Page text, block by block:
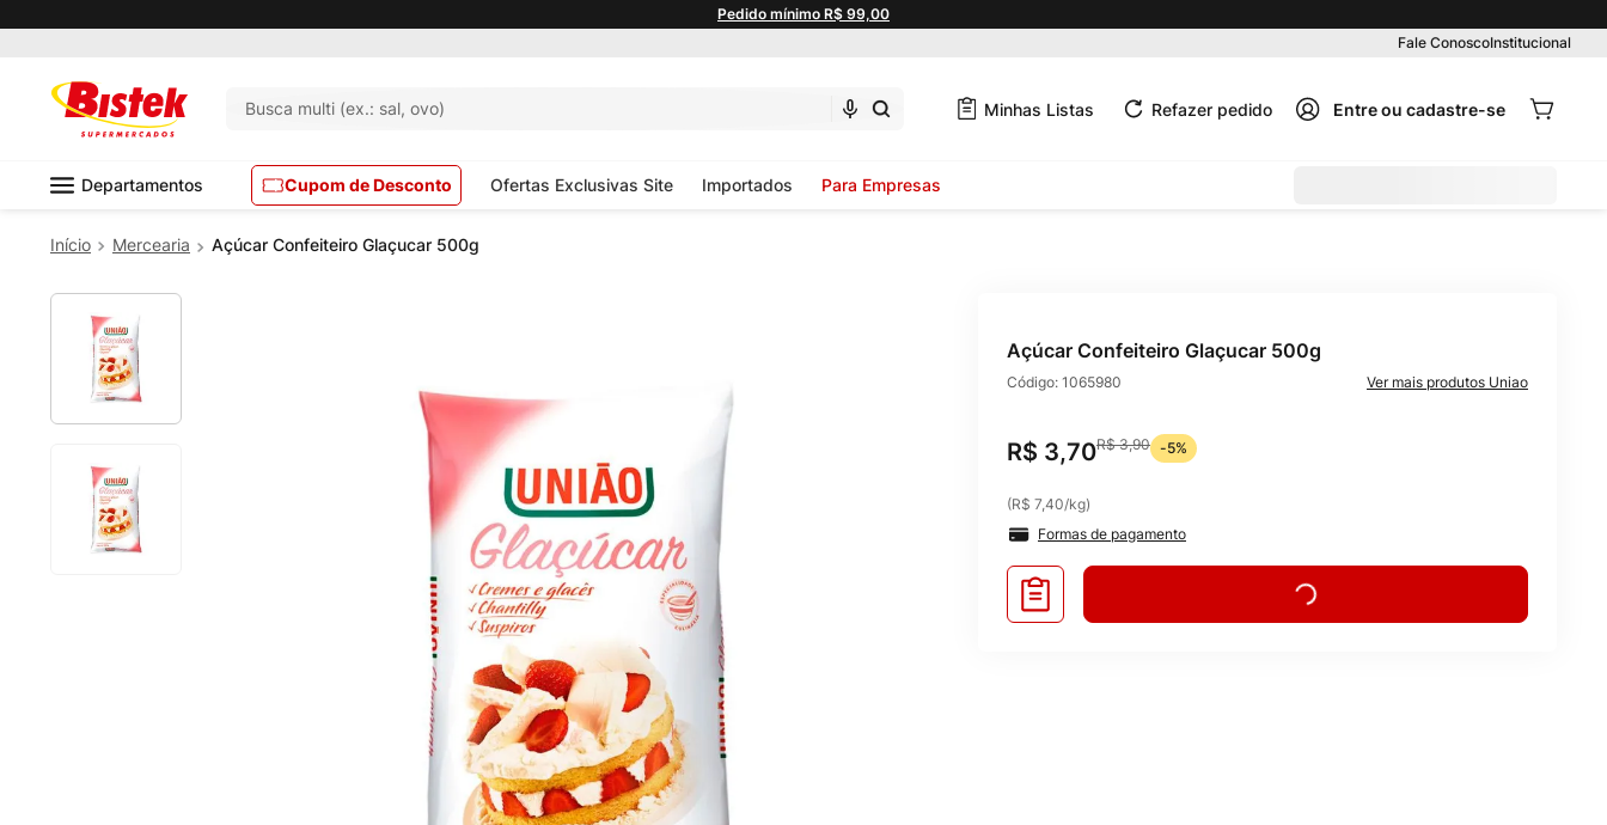
Pedido mínimo R$ 99,00
Fale ConoscoInstitucional
Busca multi (ex.: sal, ovo) Minhas Listas Refazer pedido
Departamentos Cupom de Desconto Ofertas Exclusivas Site Importados Para Empresas
Mercearia Açúcar Confeiteiro Glaçucar 500g
Açúcar Confeiteiro Glaçucar 500g
Código: 1065980 Uniao
R$ 3,70R$ 3,90 -5%
(R$ 7,40/kg)
Formas de pagamento